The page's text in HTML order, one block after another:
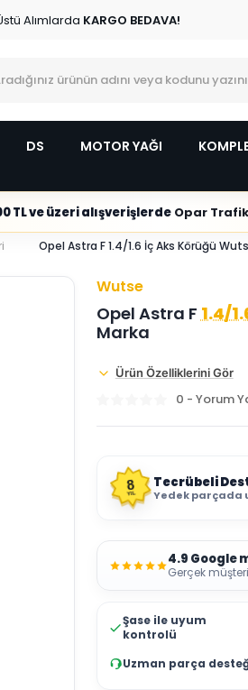
Alımlarda KARGO BEDAVA!
DS MOTOR YAĞI
TL ve üzeri alışverişlerdeOpar Trafik
Opel Astra F 1.4/1.6 İç Aks Körüğü
Wutse
Opel Astra F1.4/
Marka
Ürün Özelliklerini Gör
0 - Yorum
8
YIL
Tecrübeli
Yedek parçada
4.9 Google
Gerçek
Şase ile uyum
kontrolü
Uzman parça